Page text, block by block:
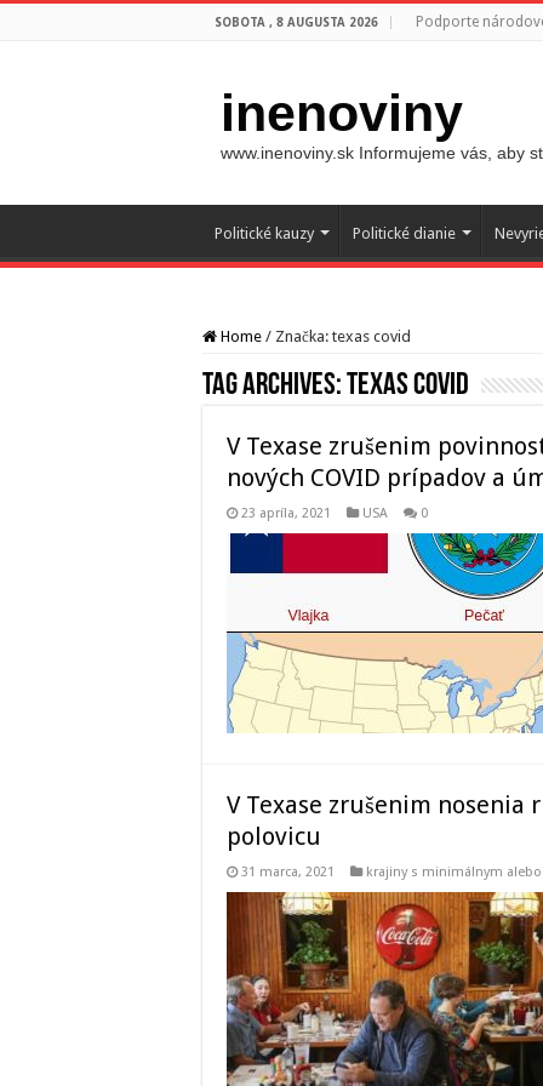
SOBOTA , 8 AUGUSTA 2026 Podporte
inenoviny
www.inenoviny.sk Informujeme vás, aby
Politické kauzy Politické dianie
Home / Značka: texas covid
Tag Archives:texas covid
V Texase zrušenim
nových COVID prípadov a
23 apríla, 2021 USA 0
V Texase zrušenim nosenia
polovicu
31 marca, 2021 krajiny s minimálnym